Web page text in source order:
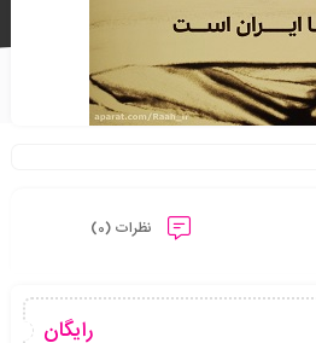
نظرات (0)
رایگان